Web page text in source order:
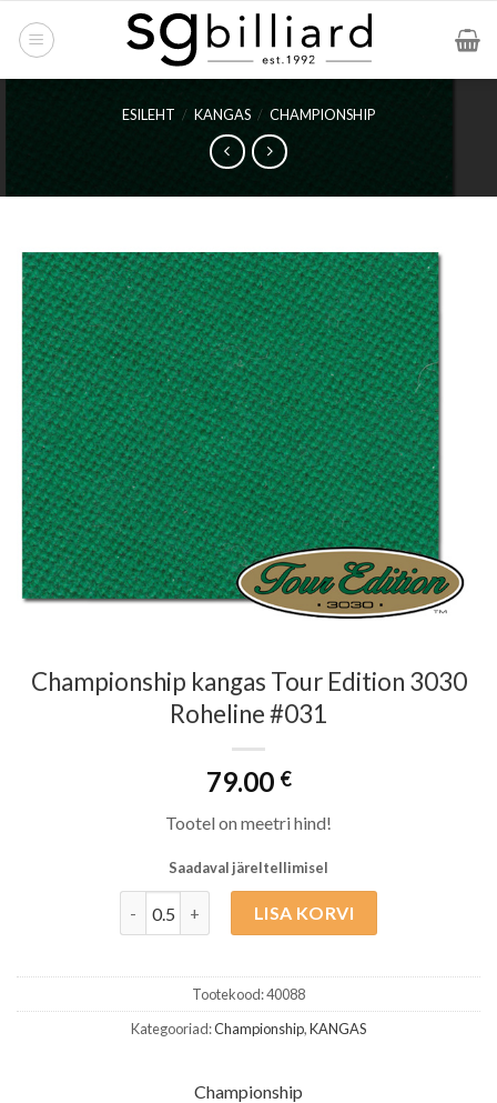
ESILEHT / KANGAS / CHAMPIONSHIP
Championship kangas Tour Edition 3030
Roheline #031
79.00 €
Tootel on meetri hind!
Saadaval järeltellimisel
LISA KORVI
Tootekood:40088
Kategooriad:Championship,KANGAS
Championship